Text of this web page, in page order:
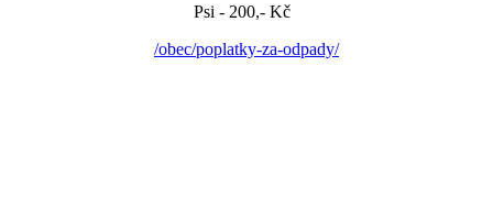
Psi - 200,- Kč
/obec/poplatky-za-odpady/